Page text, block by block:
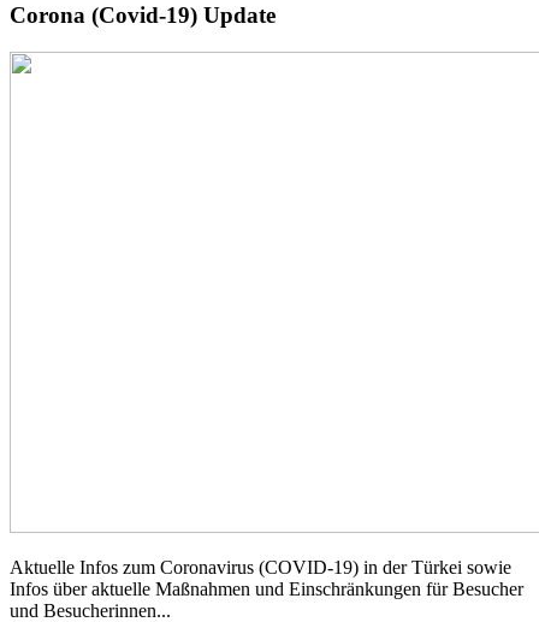
Corona (Covid-19) Update
Aktuelle Infos zum Coronavirus (COVID-19) in der Türkei sowie
Infos über aktuelle Maßnahmen und Einschränkungen für Besucher
und Besucherinnen...